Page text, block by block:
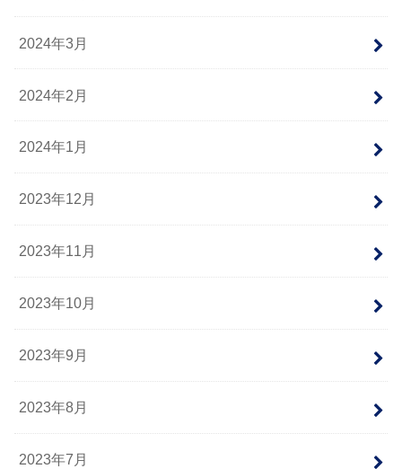
2024年3月
2024年2月
2024年1月
2023年12月
2023年11月
2023年10月
2023年9月
2023年8月
2023年7月